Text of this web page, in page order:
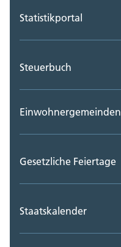
Statistikportal
Steuerbuch
Einwohnergemeinden
Gesetzliche Feiertage
Staatskalender